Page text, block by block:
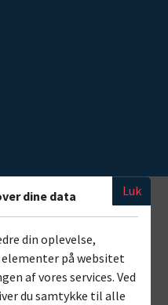
Luk
dine data
din oplevelse,
elementer på websitet
af vores services. Ved
du samtykke til alle